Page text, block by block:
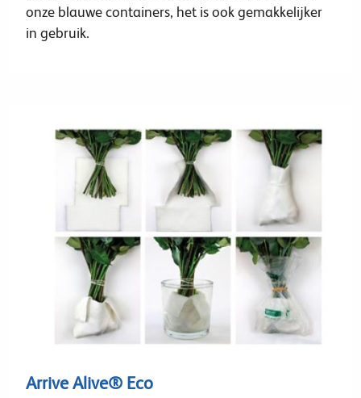
onze blauwe containers, het is ook gemakkelijker
in gebruik.
Arrive Alive® Eco